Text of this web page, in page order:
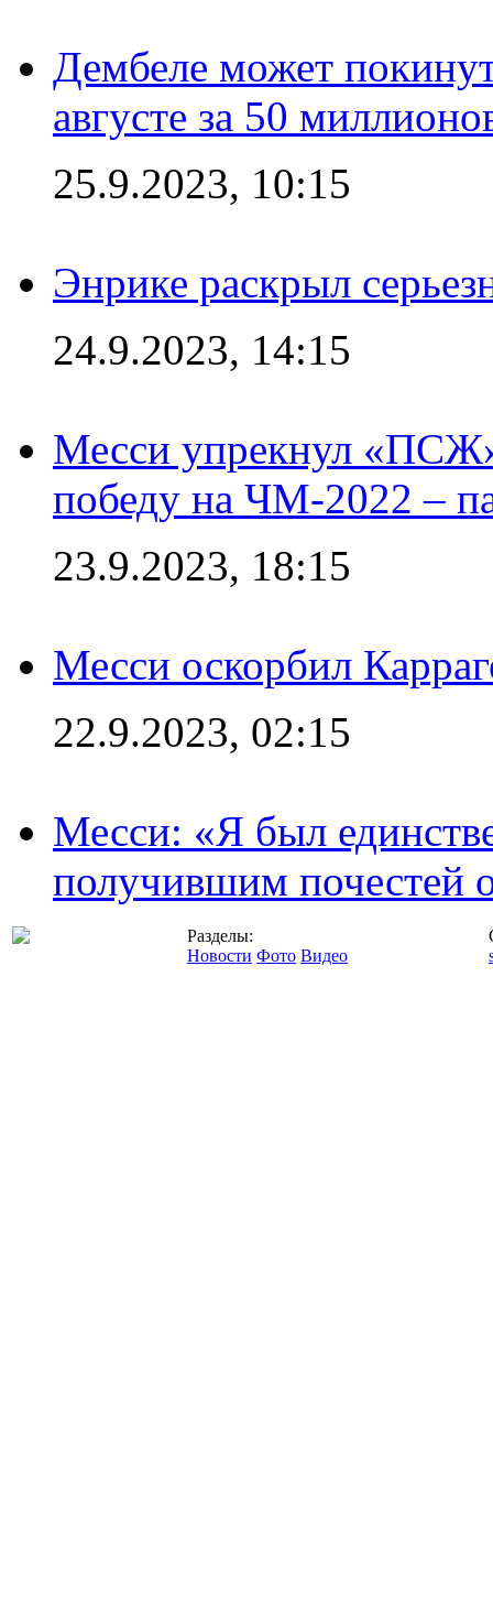
Дембеле может
августе за 50
25.9.2023, 10:15
Энрике раскрыл
24.9.2023, 14:15
Месси упрекнул «ПСЖ»
победу на ЧМ-2022 –
23.9.2023, 18:15
Месси оскорбил
22.9.2023, 02:15
Месси: «Я был
получившим почестей
Разделы:
Новости Фото Видео